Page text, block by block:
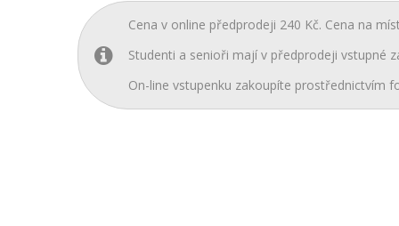
Cena v online předprodeji 240 Kč. Cena na
Studenti a senioři mají v předprodeji vstupné
On-line vstupenku zakoupíte prostřednictvím